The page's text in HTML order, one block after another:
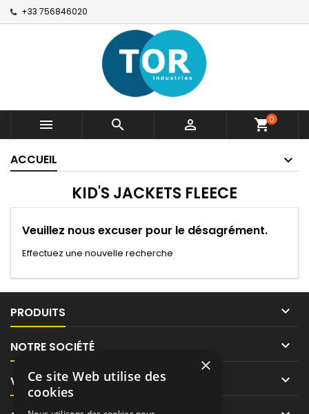
+33 756846020
   shopping_cart0
ACCUEIL
KID'S JACKETS FLEECE
Veuillez nous excuser pour le désagrément.
Effectuez une nouvelle recherche
PRODUITS 
NOTRE SOCIÉTÉ 
VOTRE COMPTE 
×
Ce site Web utilise des
cookies